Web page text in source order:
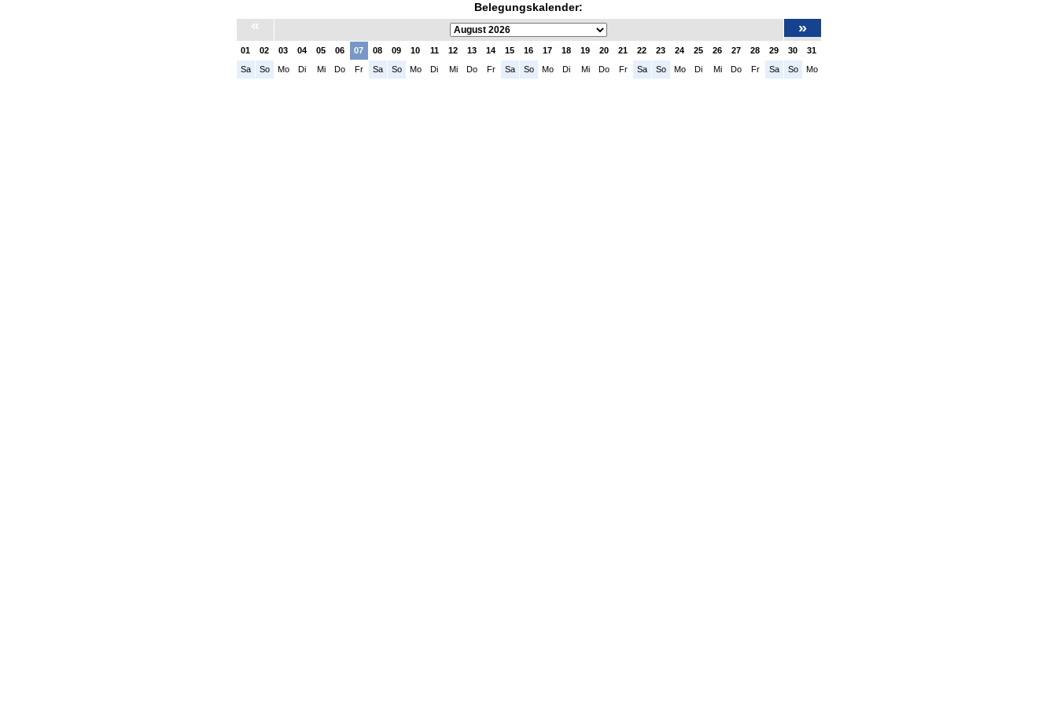
Belegungskalender:
« »
01 02 03 04 05 06 07 08 09 10 11 12 13 14 15 16 17 18 19 20 21 22 23 24 25 26 27 28 29 30
31
Sa
So Mo Di Mi Do Fr Sa So Mo Di Mi Do Fr Sa So Mo Di Mi Do Fr Sa So Mo Di Mi Do Fr Sa So Mo